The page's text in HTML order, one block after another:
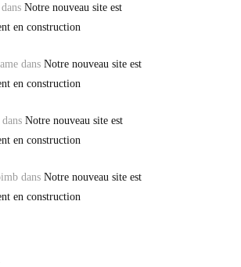
dans Notre nouveau site est
en construction
dans Notre nouveau site est
en construction
dans Notre nouveau site est
en construction
dans Notre nouveau site est
en construction